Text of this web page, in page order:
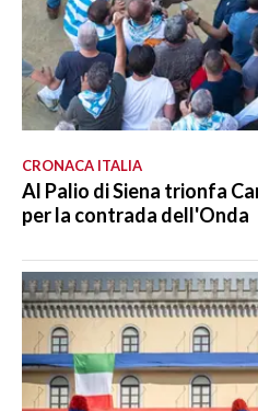
CRONACA ITALIA
Al Palio di Siena trionfa
per la contrada dell'Onda